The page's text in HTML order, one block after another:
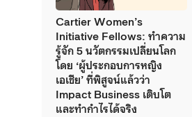
Cartier Women’s
Initiative Fellows: ทำความ
รู้จัก 5 นวัตกรรมเปลี่ยนโลก
โดย ‘ผู้ประกอบการหญิง
เอเชีย’ ที่พิสูจน์แล้วว่า
Impact Business เติบโต
และทำกำไรได้จริง